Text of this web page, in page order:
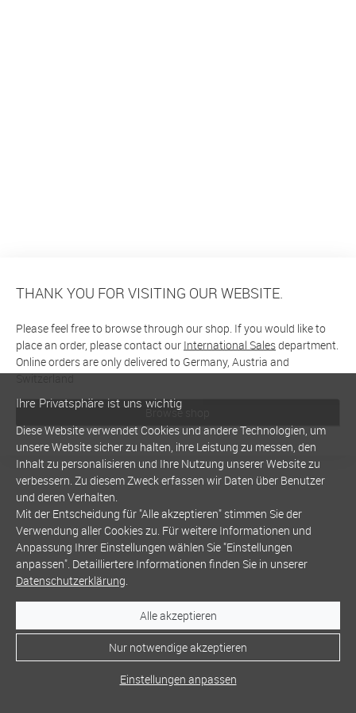
THANK YOU FOR VISITING OUR WEBSITE.
Please feel free to browse through our shop. If you would like to
place an order, please contact our International Salesdepartment.
Online orders are only delivered to Germany, Austria and
Switzerland
Browse shop
Ihre Privatsphäre ist uns wichtig
Diese Website verwendet Cookies und andere Technologien, um
unsere Website sicher zu halten, ihre Leistung zu messen, den
Inhalt zu personalisieren und Ihre Nutzung unserer Website zu
verbessern. Zu diesem Zweck erfassen wir Daten über Benutzer
und deren Verhalten.
Mit der Entscheidung für "Alle akzeptieren" stimmen Sie der
Verwendung aller Cookies zu. Für weitere Informationen und
Anpassung Ihrer Einstellungen wählen Sie "Einstellungen
anpassen". Detailliertere Informationen finden Sie in unserer
Datenschutzerklärung.
Alle akzeptieren
Nur notwendige akzeptieren
Einstellungen anpassen